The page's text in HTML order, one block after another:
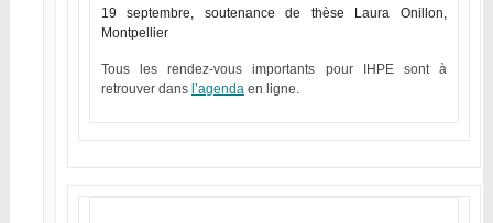
19 septembre, soutenance de thèse Laura Onillon,
Montpellier
Tous les rendez-vous importants pour IHPE sont à
retrouver dans l’agendaen ligne.